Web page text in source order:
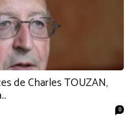
de Charles TOUZAN,
0